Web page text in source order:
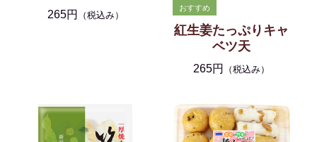
265円 （税込み）
紅生姜たっぷりキャ
ベツ天
265円 （税込み）